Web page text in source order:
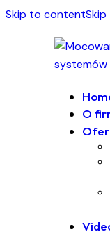
Skip to content
O